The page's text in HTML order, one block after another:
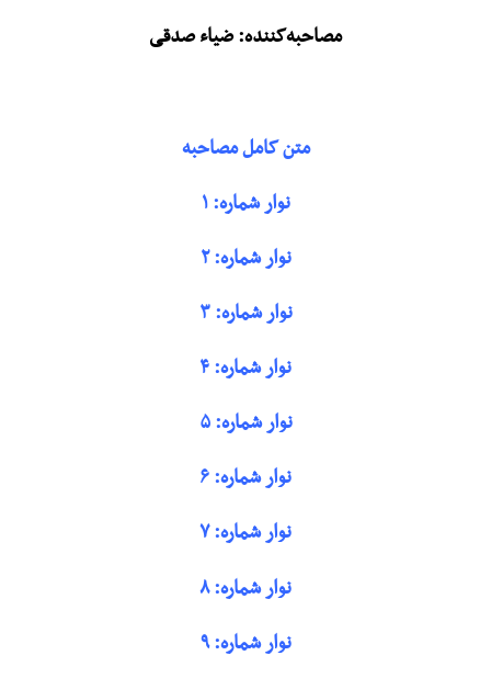
مصاحبه‌کننده: ضیاء صدقی
متن کامل مصاحبه
نوار شماره: ۱
نوار شماره: ۲
نوار شماره: ۳
نوار شماره: ۴
نوار شماره: ۵
نوار شماره: ۶
نوار شماره: ۷
نوار شماره: ۸
نوار شماره: ۹